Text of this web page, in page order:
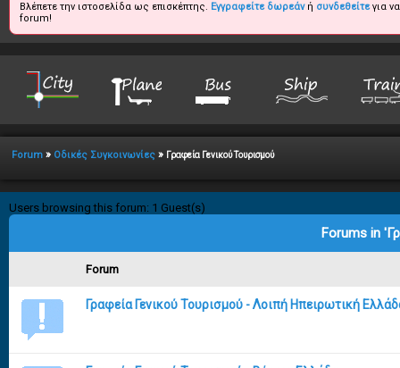
Βλέπετε την ιστοσελίδα ως επισκέπτης. Εγγραφείτε δωρεάνή συνδεθείτεγια
forum!
Forum » Οδικές Συγκοινωνίες » Γραφεία Γενικού Τουρισμού
Users browsing this forum: 1 Guest(s)
Forums in
Forum
Γραφεία Γενικού Τουρισμού - Λοιπή Ηπειρωτική